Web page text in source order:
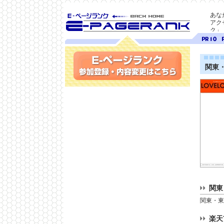
SEO対策に E-ページ
ランク
あな
アク
ク」
ランク
10
9
関東
関
関東・
楽
参加登録(無料)・内容変更